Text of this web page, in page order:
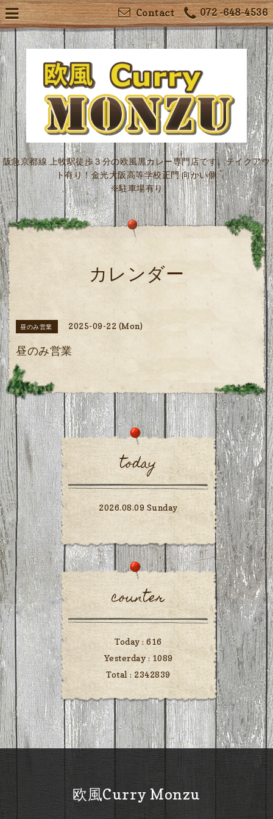
072 -648-4536
Contact
阪急京都線 上牧駅徒歩３分の欧風黒カレー専門店です。テイクアウ
ト有り！金光大阪高等学校正門 向かい側
※駐車場有り
カレンダー
昼のみ営業 2025-09-22 (Mon)
昼のみ営業
today
2026.08.09 Sunday
counter
Today :616
Yesterday : 1089
Total : 2342839
欧風Curry Monzu